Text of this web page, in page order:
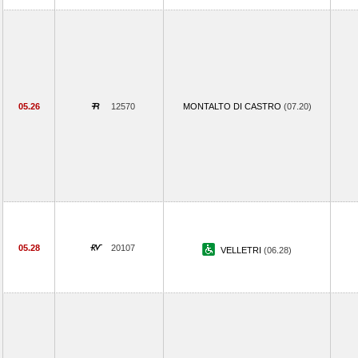
05.26 12570 MONTALTO DI CASTRO (07.20)
05.28 20107 VELLETRI (06.28)